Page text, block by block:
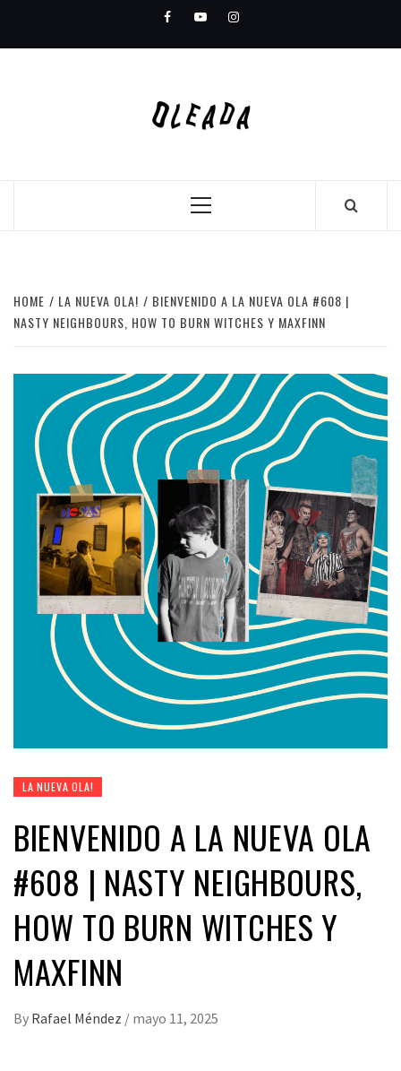
content
FacebookYoutubeInstagram
Primary
HOME LA NUEVA OLA!
BIENVENIDO A LA NUEVA OLA #608 |
NASTY NEIGHBOURS, HOW TO BURN WITCHES Y MAXFINN
LA NUEVA OLA!
BIENVENIDO A LA NUEVA OLA
#608 | NASTY NEIGHBOURS,
HOW TO BURN WITCHES Y
MAXFINN
By Rafael Méndez / mayo 11, 2025